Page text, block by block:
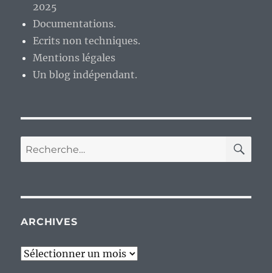
2025
Documentations.
Ecrits non techniques.
Mentions légales
Un blog indépendant.
Recherche
pour :
ARCHIVES
Archives